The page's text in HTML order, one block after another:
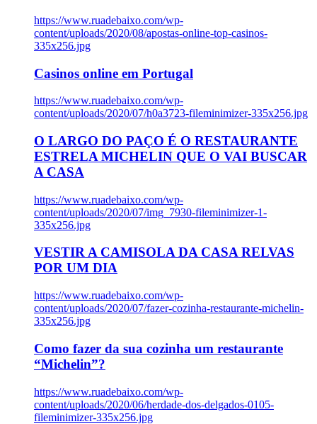
https://www.ruadebaixo.com/wp-
content/uploads/2020/08/apostas-online-top-casinos-
335x256.jpg
Casinos online em Portugal
https://www.ruadebaixo.com/wp-
content/uploads/2020/07/h0a3723-fileminimizer-335x256.jpg
O LARGO DO PAÇO É O RESTAURANTE
ESTRELA MICHELIN QUE O VAI BUSCAR
A CASA
https://www.ruadebaixo.com/wp-
content/uploads/2020/07/img_7930-fileminimizer-1-
335x256.jpg
VESTIR A CAMISOLA DA CASA RELVAS
POR UM DIA
https://www.ruadebaixo.com/wp-
content/uploads/2020/07/fazer-cozinha-restaurante-michelin-
335x256.jpg
Como fazer da sua cozinha um restaurante
“Michelin”?
https://www.ruadebaixo.com/wp-
content/uploads/2020/06/herdade-dos-delgados-0105-
fileminimizer-335x256.jpg